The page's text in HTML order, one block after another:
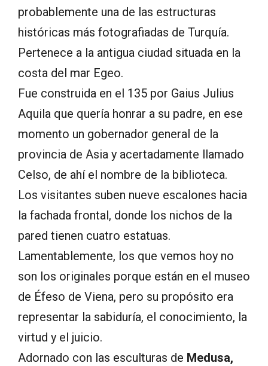
probablemente una de las estructuras
históricas más fotografiadas de Turquía.
Pertenece a la antigua ciudad situada en la
costa del mar Egeo.
Fue construida en el 135 por Gaius Julius
Aquila que quería honrar a su padre, en ese
momento un gobernador general de la
provincia de Asia y acertadamente llamado
Celso, de ahí el nombre de la biblioteca.
Los visitantes suben nueve escalones hacia
la fachada frontal, donde los nichos de la
pared tienen cuatro estatuas.
Lamentablemente, los que vemos hoy no
son los originales porque están en el museo
de Éfeso de Viena, pero su propósito era
representar la sabiduría, el conocimiento, la
virtud y el juicio.
Adornado con las esculturas de Medusa,